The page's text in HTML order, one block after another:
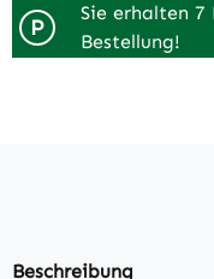
P
Sie erhalten 7
Bestellung!
Beschreibung